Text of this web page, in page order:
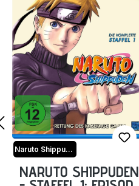
Naruto Shippuden
NARUTO SHIPPUDEN